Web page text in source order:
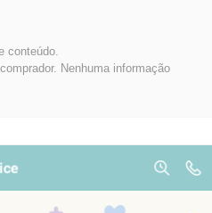
conteúdo.
Nenhuma informação